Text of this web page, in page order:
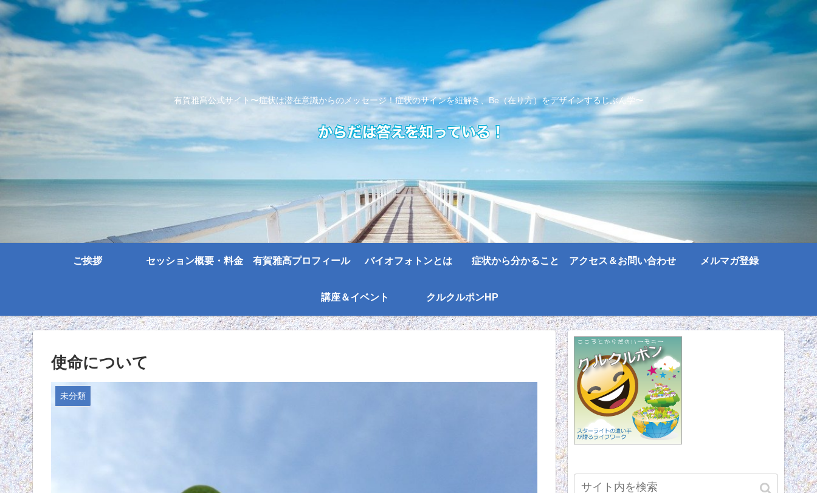
有賀雅髙公式サイト〜症状は潜在意識からのメッセージ！症状のサインを紐解き、Be（在り方）をデザインするじぶん学〜
ご挨拶 セッション概要・料金 有賀雅髙プロフィール バイオフォトンとは 症状から分かること アクセス＆お問い合わせ メルマガ登録
講座＆イベント クルクルポンHP
使命について
未分類